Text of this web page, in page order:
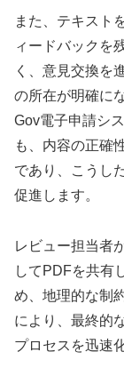
また、テキスト
ィードバックを
く、意見交換を
の所在が明確に
Gov電子申請シ
も、内容の正確
であり、こうし
促進します。
レビュー担当者
してPDFを共有
め、地理的な制
により、最終的
プロセスを迅速